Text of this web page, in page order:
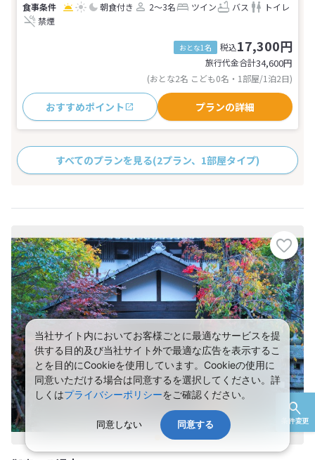
条件変更
朝食付き 2～3名 ツイン バス
トイレ
禁煙
おとな1名 税込17,300円
旅行代金合計34,600円
(おとな2名 こども0名・1部屋/1泊2日)
おすすめポイント プランの詳細
すべてのプランを見る(2プラン、1部屋タイプ)
当社サイト内においてお客様ごとに最適なサービスを提
供する目的及び当社サイト外で最適な広告を表示するこ
とを目的にCookieを使用しています。Cookieの使用に
同意いただける場合は同意するを選択してください。詳
しくはプライバシーポリシーをご確認ください。
同意しない 同意する